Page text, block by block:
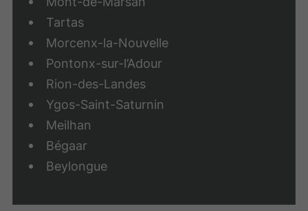
Tartas
Morcenx-la-Nouvelle
Pontonx-sur-l’Adour
Rion-des-Landes
Ygos-Saint-Saturnin
Meilhan
Bégaar
Beylongue